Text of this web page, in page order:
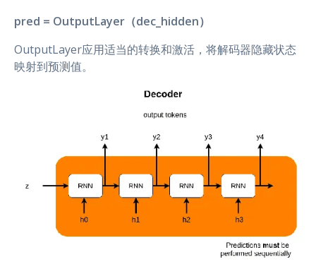
pred = OutputLayer（dec_hidden）
OutputLayer应用适当的转换和激活，将解码器隐藏状态
映射到预测值。